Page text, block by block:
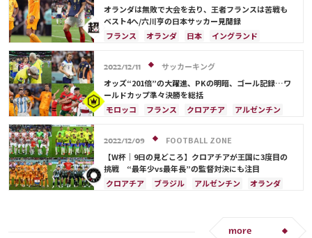
オランダは無敗で大会を去り、王者フランスは苦戦も
ベスト4へ/六川亨の日本サッカー見聞録
フランス
オランダ 日本
イングランド
リオネル・メッシ
ブラジル
モロッコ
クロアチア ポーランド
韓国
吉田 麻也
C・ロナウド
ネイマール
ハリー・ケイン
2022/12/11
サッカーキング
オッズ“201倍”の大躍進、PKの明暗、ゴール記録…ワ
ールドカップ準々決勝を総括
モロッコ
フランス クロアチア
アルゼンチン
オランダ
ブラジル
リオネル・メッシ
スペイン
カナダ セネガル
ハリー・ケイン
カタール
ベルギー ガーナ 日本 ネイマール
2022/12/09
FOOTBALL ZONE
【W杯｜9日の見どころ】クロアチアが王国に3度目の
挑戦 “最年少vs最年長”の監督対決にも注目
クロアチア
ブラジル アルゼンチン
オランダ
ラファエル・バラン
more